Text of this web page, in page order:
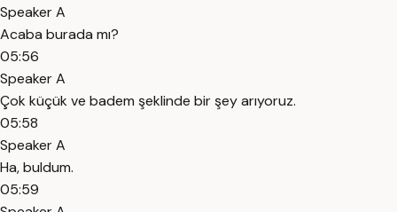
Speaker A
Acaba burada mı?
05:56
Speaker A
Çok küçük ve badem şeklinde bir şey arıyoruz.
05:58
Speaker A
Ha, buldum.
05:59